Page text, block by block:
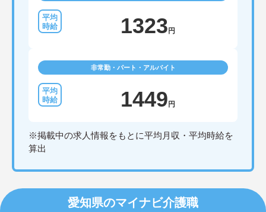
1323 円
非常勤・パート・アルバイト
1449 円
※掲載中の求人情報をもとに平均月収・平均時給を
算出
愛知県のマイナビ介護職